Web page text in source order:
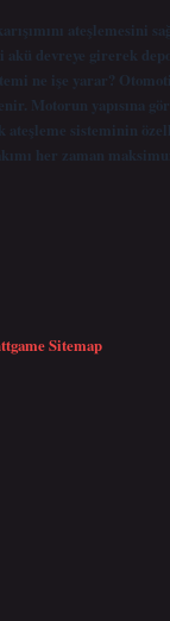
ateşlemesini
devreye girerek
ne işe yarar?
Motorun yapısına
ateşleme sisteminin
her zaman
Sitemap